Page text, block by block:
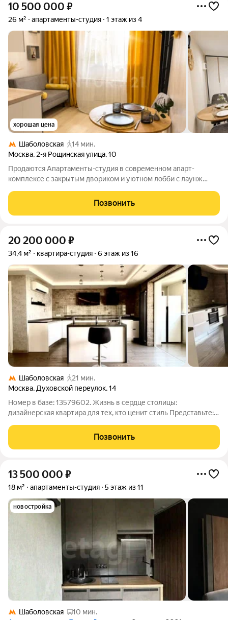
10 500 000 ₽
26 м² апартаменты-студия 1 этаж из 4
хорошая цена
Шаболовская
14 мин.
Москва, 2-я Рощинская улица,10
Продаются Апартаменты-студия в современном апарт-
комплексе с закрытым двориком и уютном лобби с лаунж
проживания или арендного бизнеса - стабильный доход
70.000 в месяц. Описание квартиры
Позвонить
20 200 000 ₽
34,4 м² квартира-студия 6 этаж из 16
Шаболовская
21 мин.
Москва, Духовской переулок,14
Номер в базе: 13579602. Жизнь в сердце столицы:
дизайнерская квартира для тех, кто ценит стиль Представьте:
журнала, а за окном шумит любимый город. Эта квартира
создана, чтобы вдохновлять. О
Позвонить
13 500 000 ₽
18 м² апартаменты-студия 5 этаж из 11
новостройка
Шаболовская
10 мин.